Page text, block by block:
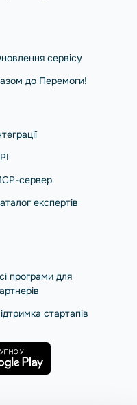
сервісу
до Перемоги!
сервер
експертів
програми для
стартапів